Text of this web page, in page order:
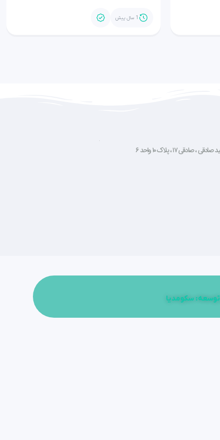
1 سال پیش
۱۷ ، پلاک ۱۰ واحد ۶
سکومدیا